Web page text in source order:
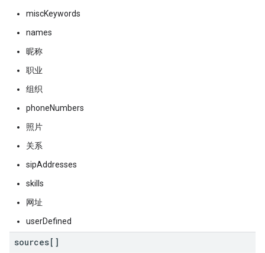
miscKeywords
names
昵称
职业
组织
phoneNumbers
照片
关系
sipAddresses
skills
网址
userDefined
sources[]